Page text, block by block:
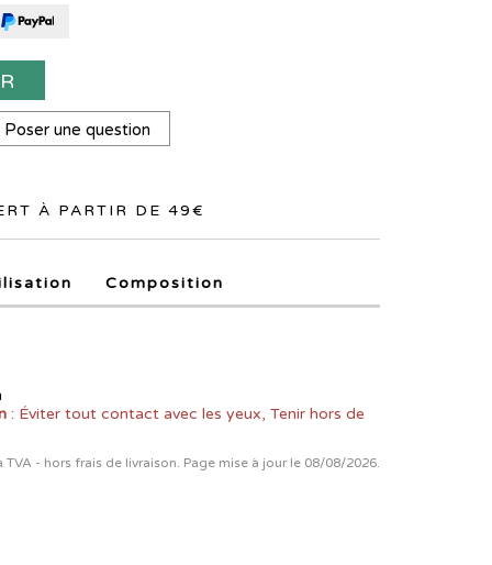
Poser une question
À PARTIR DE 49€
Composition
: Éviter tout contact avec les yeux, Tenir hors de
TVA - hors frais de livraison. Page mise à jour le 08/08/2026.